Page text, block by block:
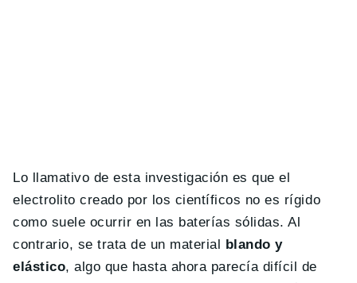
Lo llamativo de esta investigación es que el
electrolito creado por los científicos no es rígido
como suele ocurrir en las baterías sólidas. Al
contrario, se trata de un material
blando y
elástico, algo que hasta ahora parecía difícil de